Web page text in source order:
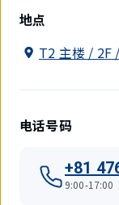
地点
T2 主楼 / 2F
电话号码
+81
9:00-17:00